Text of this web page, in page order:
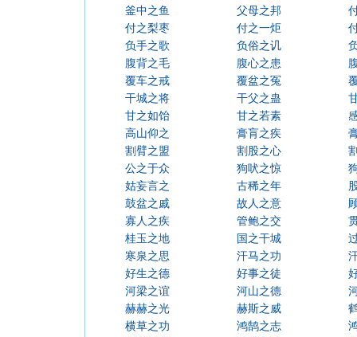
釜中之鱼
父母之邦
付之梨枣
付之一炬
负手之歌
负俗之讥
腹背之毛
腹心之患
覆车之戒
覆盆之冤
干城之将
干父之蛊
甘之如饴
甘之若素
高山仰之
膏肓之疾
割臂之盟
割股之心
公之于众
狗吠之惊
姑妄言之
古稀之年
鼓盆之戚
故人之意
寡人之疾
管鲍之交
桂玉之地
国之干城
寒泉之思
汗马之功
好生之德
好事之徒
河梁之谊
河山之德
赫赫之光
赫斯之威
横草之功
鸿鹄之志